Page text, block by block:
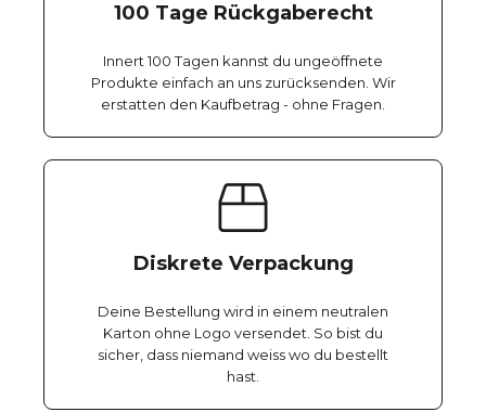
100 Tage Rückgaberecht
Innert 100 Tagen kannst du ungeöffnete
Produkte einfach an uns zurücksenden. Wir
erstatten den Kaufbetrag - ohne Fragen.
Diskrete Verpackung
Deine Bestellung wird in einem neutralen
Karton ohne Logo versendet. So bist du
sicher, dass niemand weiss wo du bestellt
hast.